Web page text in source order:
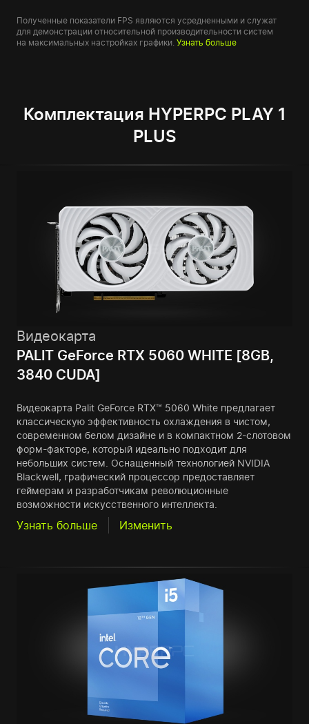
Полученные показатели FPS являются усредненными и служат
для демонстрации относительной производительности систем
на максимальных настройках графики. Узнать больше
Комплектация HYPERPC PLAY 1
PLUS
Видеокарта
PALIT GeForce RTX 5060 WHITE [8GB,
3840 CUDA]
Видеокарта Palit GeForce RTX™ 5060 White предлагает
классическую эффективность охлаждения в чистом,
современном белом дизайне и в компактном 2-слотовом
форм-факторе, который идеально подходит для
небольших систем. Оснащенный технологией NVIDIA
Blackwell, графический процессор предоставляет
геймерам и разработчикам революционные
возможности искусственного интеллекта.
Узнать больше Изменить